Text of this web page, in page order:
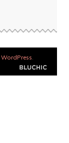
WordPress.